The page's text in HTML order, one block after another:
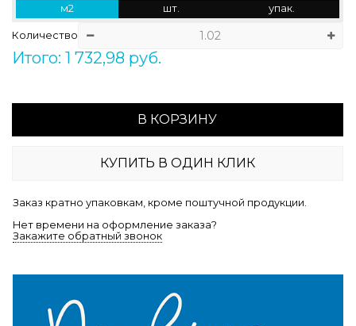
м2 шт. упак.
Количество
Итого: 1 732,98 руб.
В КОРЗИНУ
КУПИТЬ В ОДИН КЛИК
Заказ кратно упаковкам, кроме поштучной продукции.
Нет времени на оформление заказа?
Закажите обратный звонок